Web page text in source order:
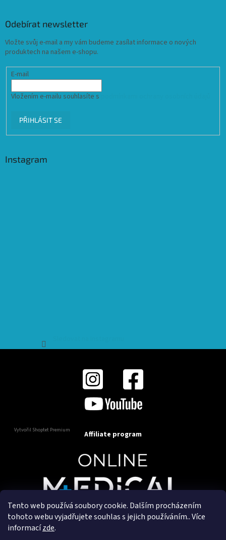
Tento web používá soubory cookie. Dalším procházením
tohoto webu vyjadřujete souhlas s jejich používáním.. Více
informacízde.
Odebírat newsletter
Vložte svůj e-mail a my vám budeme zasílat informace o nových
produktech na našem e-shopu.
E-mail
Vložením e-mailu souhlasíte s
PŘIHLÁSIT SE
Instagram
Vytvořil Shoptet Premium Affiliate program
Copyright 2025OnlineMedical.cz. Všechna práva
Vytvořil a marketingově zajišťuje